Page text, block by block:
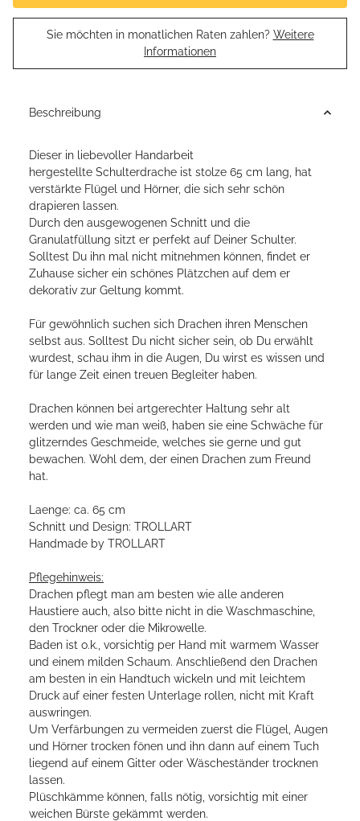
Sie möchten in monatlichen Raten zahlen? Weitere
Informationen
Beschreibung
Dieser in liebevoller Handarbeit
hergestellte Schulterdrache ist stolze 65 cm lang, hat
verstärkte Flügel und Hörner, die sich sehr schön
drapieren lassen.
Durch den ausgewogenen Schnitt und die
Granulatfüllung sitzt er perfekt auf Deiner Schulter.
Solltest Du ihn mal nicht mitnehmen können, findet er
Zuhause sicher ein schönes Plätzchen auf dem er
dekorativ zur Geltung kommt.
Für gewöhnlich suchen sich Drachen ihren Menschen
selbst aus. Solltest Du nicht sicher sein, ob Du erwählt
wurdest, schau ihm in die Augen, Du wirst es wissen und
für lange Zeit einen treuen Begleiter haben.
Drachen können bei artgerechter Haltung sehr alt
werden und wie man weiß, haben sie eine Schwäche für
glitzerndes Geschmeide, welches sie gerne und gut
bewachen. Wohl dem, der einen Drachen zum Freund
hat.
Laenge: ca. 65 cm
Schnitt und Design: TROLLART
Handmade by TROLLART
Pflegehinweis:
Drachen pflegt man am besten wie alle anderen
Haustiere auch, also bitte nicht in die Waschmaschine,
den Trockner oder die Mikrowelle.
Baden ist o.k., vorsichtig per Hand mit warmem Wasser
und einem milden Schaum. Anschließend den Drachen
am besten in ein Handtuch wickeln und mit leichtem
Druck auf einer festen Unterlage rollen, nicht mit Kraft
auswringen.
Um Verfärbungen zu vermeiden zuerst die Flügel, Augen
und Hörner trocken fönen und ihn dann auf einem Tuch
liegend auf einem Gitter oder Wäscheständer trocknen
lassen.
Plüschkämme können, falls nötig, vorsichtig mit einer
weichen Bürste gekämmt werden.